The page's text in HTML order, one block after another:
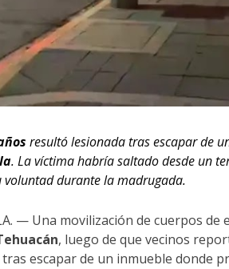
resultó lesionada tras escapar de
. La víctima habría saltado desde un
voluntad durante la madrugada.
— Una movilización de cuerpos
, luego de que vecinos
escapar de un inmueble donde